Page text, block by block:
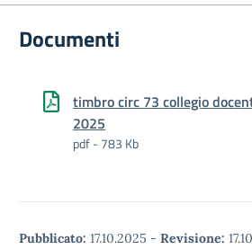
Documenti
timbro circ 73 collegio
2025
pdf - 783 Kb
Pubblicato: 17.10.2025 - Revisione: